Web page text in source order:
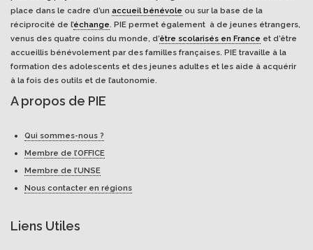
place dans le cadre d’un accueil bénévole ou sur la base de la
réciprocité de l’échange. PIE permet également à de jeunes étrangers,
venus des quatre coins du monde, d’être scolarisés en France et d’être
accueillis bénévolement par des familles françaises. PIE travaille à la
formation des adolescents et des jeunes adultes et les aide à acquérir
à la fois des outils et de l’autonomie.
A propos de PIE
Qui sommes-nous ?
Membre de l’OFFICE
Membre de l’UNSE
Nous contacter en régions
Liens Utiles